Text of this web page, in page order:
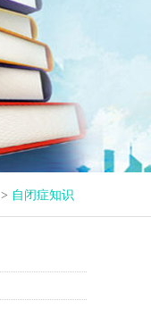
> 自闭症知识